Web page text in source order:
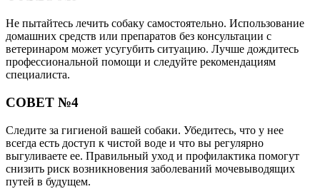
Не пытайтесь лечить собаку самостоятельно. Использование
домашних средств или препаратов без консультации с
ветеринаром может усугубить ситуацию. Лучше дождитесь
профессиональной помощи и следуйте рекомендациям
специалиста.
СОВЕТ №4
Следите за гигиеной вашей собаки. Убедитесь, что у нее
всегда есть доступ к чистой воде и что вы регулярно
выгуливаете ее. Правильный уход и профилактика помогут
снизить риск возникновения заболеваний мочевыводящих
путей в будущем.